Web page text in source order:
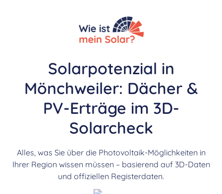
Solarpotenzial in
Mönchweiler: Dächer &
PV-Erträge im 3D-
Solarcheck
Alles, was Sie über die Photovoltaik-Möglichkeiten in
Ihrer Region wissen müssen – basierend auf 3D-Daten
und offiziellen Registerdaten.